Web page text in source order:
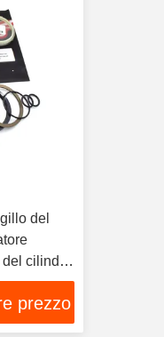
del
cilindro
prezzo